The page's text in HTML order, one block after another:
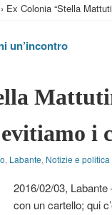
Ex Colonia “Stella
un’incontro
i
, Labante, Notizie e politica
2016/02/03,
con un cartello; qui